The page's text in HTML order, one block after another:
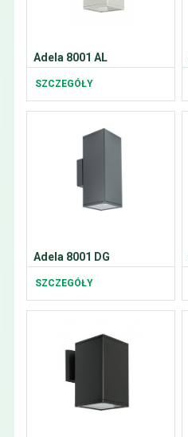
Adela 8001 AL
SZCZEGÓŁY
Adela 8001 DG
SZCZEGÓŁY